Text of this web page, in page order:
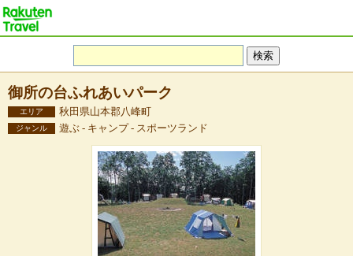
御所の台ふれあいパーク
エリア 秋田県山本郡八峰町
ジャンル 遊ぶ - キャンプ - スポーツランド